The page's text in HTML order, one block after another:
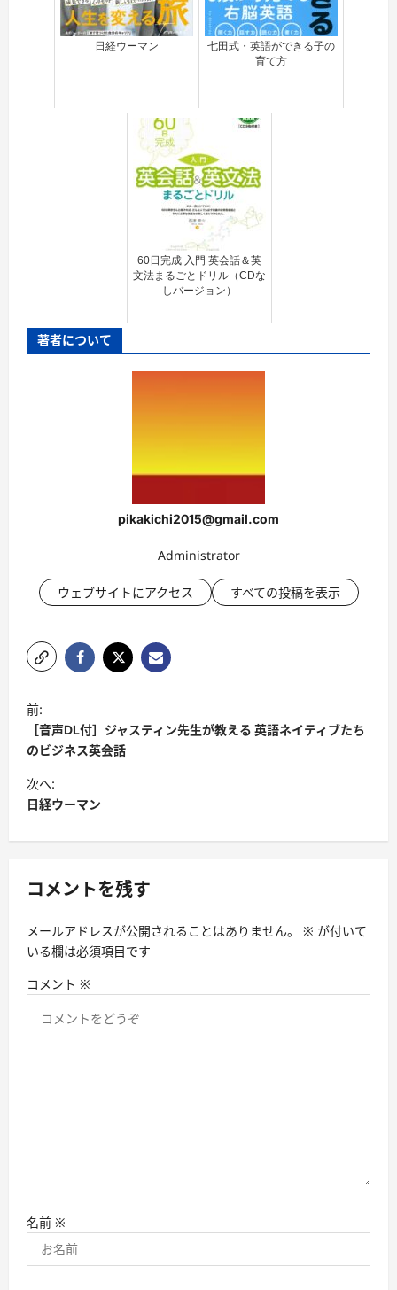
日経ウーマン
七田式・英語ができる子の
育て方
60日完成 入門 英会話＆英
文法まるごとドリル（CDな
しバージョン）
著者について
pikakichi2015@gmail.com
Administrator
ウェブサイトにアクセス すべての投稿を表示
投
稿
ナ
ビ
ゲ
ー
ョ
前:
［音声DL付］ジャスティン先生が教える 英語ネイティブたち
のビジネス英会話
次へ:
日経ウーマン
コメントを残す
メールアドレスが公開されることはありません。 ※ が付いて
いる欄は必須項目です
コメント ※
名前 ※